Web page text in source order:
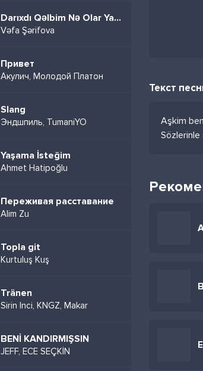
Darıxdı Qəlbim Nə Olar Yaz Mənə
Vəfa Şərifova
Привет
Акулич, Молодой Платон
Slang
Эндшпиль, TumaniYO
Yaşama İsteğim
Ahmet Hatipoğlu
Переживая расставание
Alim Zu
Topla git
Kurtuluş Kuş
Tränen
Sirin Inci, KNGZ, Makar
BENİ KANDIRMIŞSIN
JEFF, ECE SEÇKİN
Текст
Aşkim
Sözlerinle